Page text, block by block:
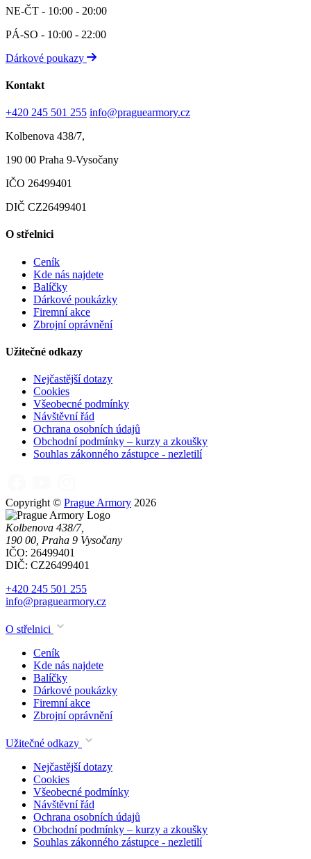
NE-ČT - 10:00 - 20:00
PÁ-SO - 10:00 - 22:00
Dárkové poukazy
Kontakt
+420 245 501 255 info@praguearmory.cz
Kolbenova 438/7,
190 00 Praha 9-Vysočany
IČO 26499401
DIČ CZ26499401
O střelnici
Ceník
Kde nás najdete
Balíčky
Dárkové poukázky
Firemní akce
Zbrojní oprávnění
Užitečné odkazy
Nejčastější dotazy
Cookies
Všeobecné podmínky
Návštěvní řád
Ochrana osobních údajů
Obchodní podmínky – kurzy a zkoušky
Souhlas zákonného zástupce - nezletilí
Copyright © Prague Armory 2026
Kolbenova 438/7,
190 00, Praha 9 Vysočany
IČO: 26499401
DIČ: CZ26499401
+420 245 501 255
info@praguearmory.cz
O střelnici
Ceník
Kde nás najdete
Balíčky
Dárkové poukázky
Firemní akce
Zbrojní oprávnění
Užitečné odkazy
Nejčastější dotazy
Cookies
Všeobecné podmínky
Návštěvní řád
Ochrana osobních údajů
Obchodní podmínky – kurzy a zkoušky
Souhlas zákonného zástupce - nezletilí